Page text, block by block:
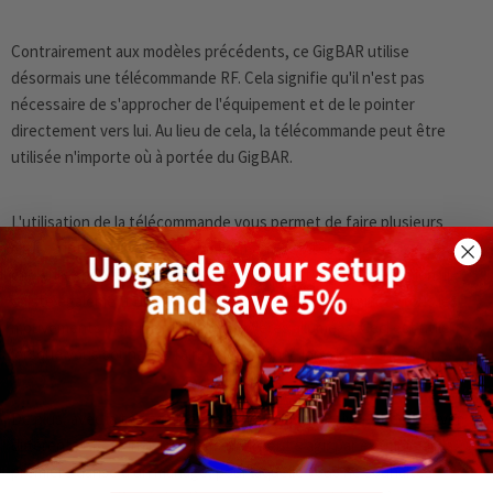
Contrairement aux modèles précédents, ce GigBAR utilise
désormais une télécommande RF. Cela signifie qu'il n'est pas
nécessaire de s'approcher de l'équipement et de le pointer
directement vers lui. Au lieu de cela, la télécommande peut être
utilisée n'importe où à portée du GigBAR.
L'utilisation de la télécommande vous permet de faire plusieurs
choses intéressantes, du changement de vitesse au choix de
couleurs spécifiques et à l'ajustement des types de transition. Il
existe également une option de bouton de gel qui arrête tous les
mouvements mais maintient les lumières allumées. Ceci est utile
lorsque vous souhaitez faire une annonce lors de l'événement.
De plus, avec la télécommande, vous pouvez activer et désactiver
différents effets individuellement. Il peut s'agir par exemple de la
première danse d'un mariage, pour laquelle vous ne souhaitez